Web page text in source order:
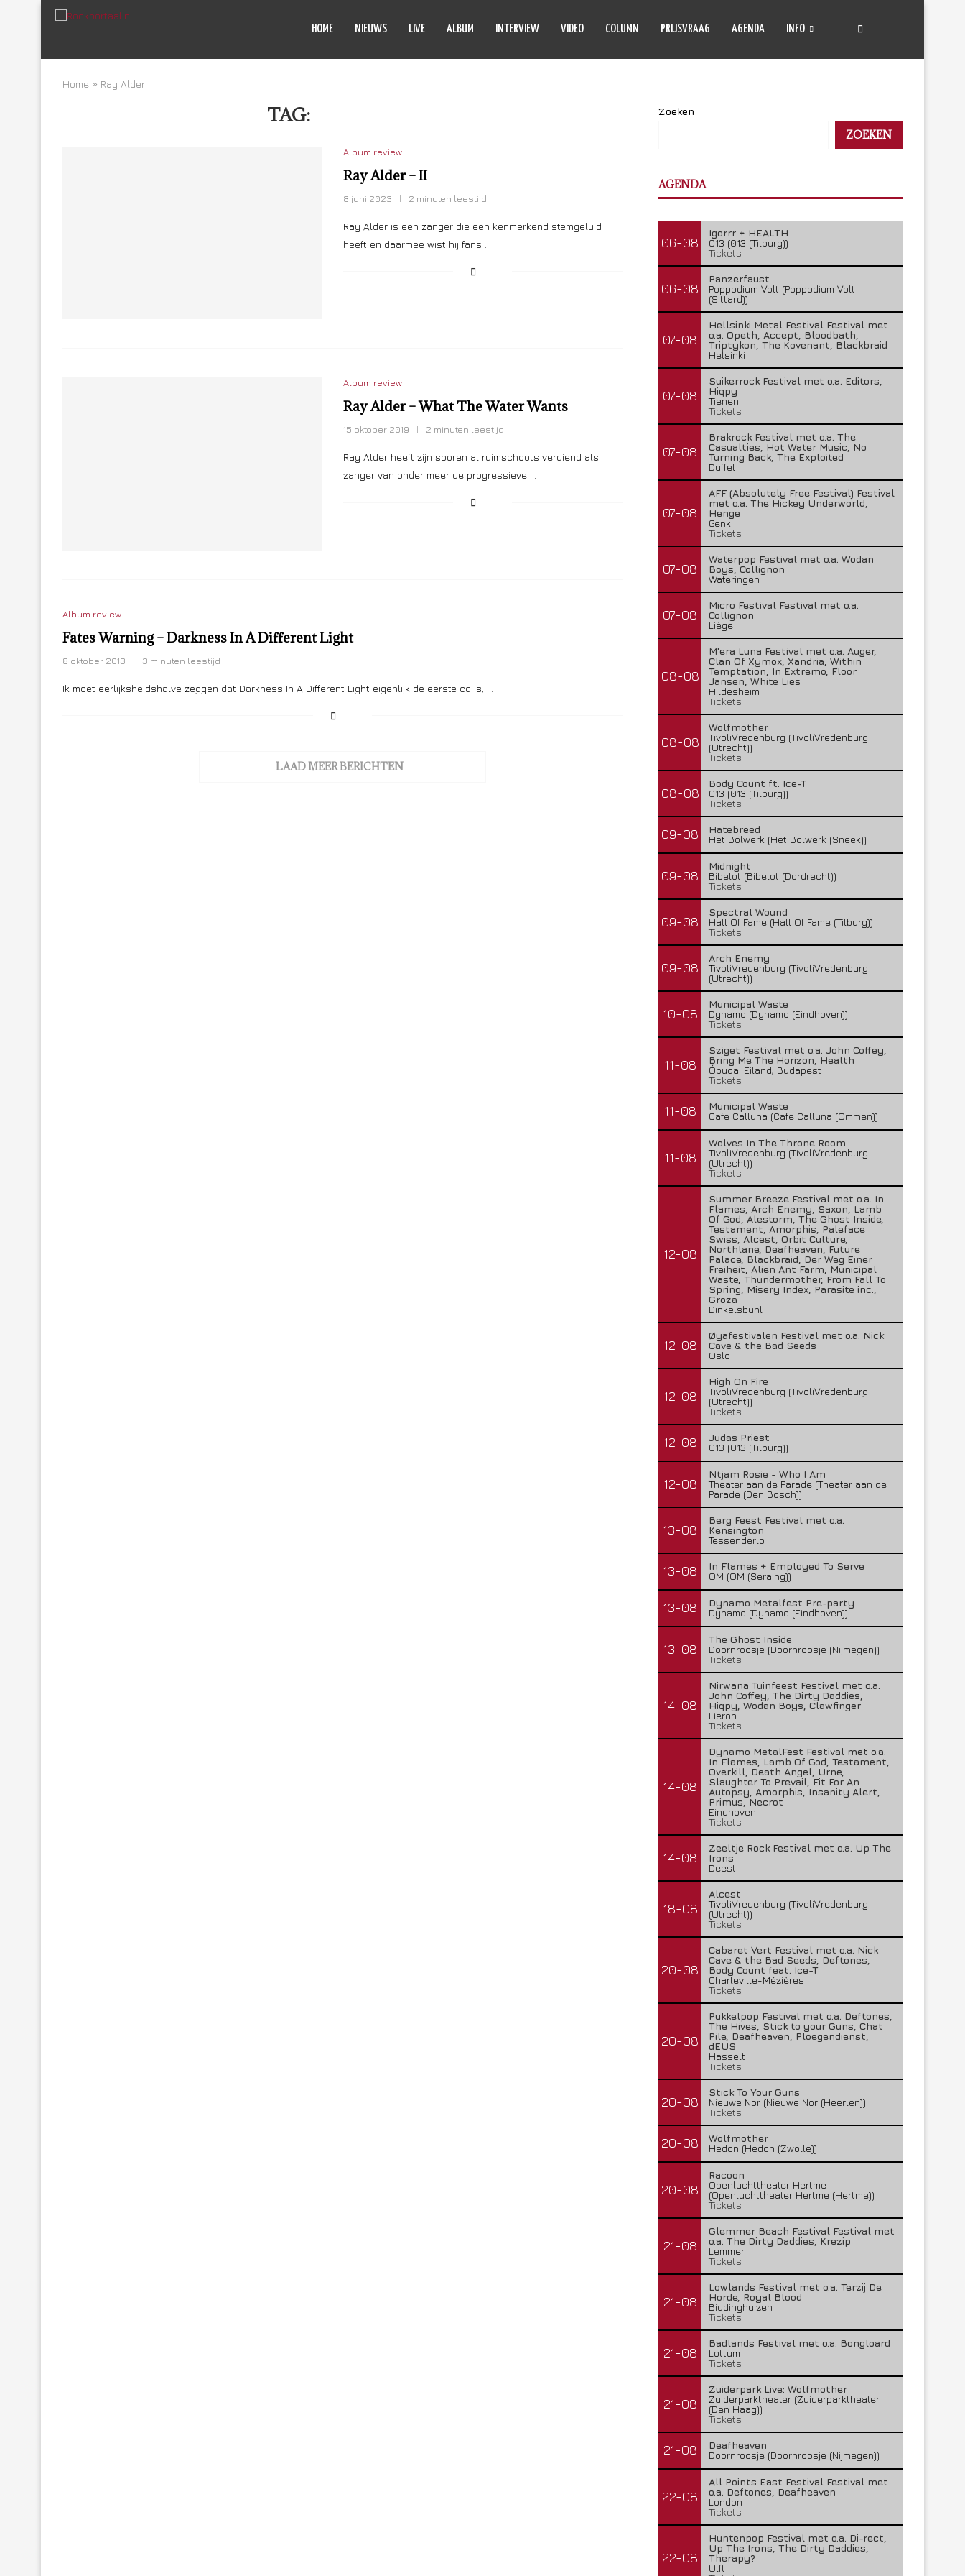
HOME NIEUWS LIVE ALBUM INTERVIEW VIDEO COLUMN PRIJSVRAAG AGENDA INFO
Home » Ray Alder
TAG:
Album review
Ray Alder – II
8 juni 2023 2 minuten leestijd
Ray Alder is een zanger die een kenmerkend stemgeluid
heeft en daarmee wist hij fans …
Album review
Ray Alder – What The Water Wants
15 oktober 2019 2 minuten leestijd
Ray Alder heeft zijn sporen al ruimschoots verdiend als
zanger van onder meer de progressieve …
Album review
Fates Warning – Darkness In A Different Light
8 oktober 2013 3 minuten leestijd
Ik moet eerlijksheidshalve zeggen dat Darkness In A Different Light eigenlijk de eerste cd is, …
LAAD MEER BERICHTEN
Zoeken
ZOEKEN
AGENDA
06-08
Igorrr + HEALTH
013 (013 (Tilburg))
Tickets
06-08
Panzerfaust
Poppodium Volt (Poppodium Volt
(Sittard))
07-08
Hellsinki Metal Festival Festival met
o.a. Opeth, Accept, Bloodbath,
Triptykon, The Kovenant, Blackbraid
Helsinki
07-08
Suikerrock Festival met o.a. Editors,
Hiqpy
Tienen
Tickets
07-08
Brakrock Festival met o.a. The
Casualties, Hot Water Music, No
Turning Back, The Exploited
Duffel
07-08
AFF (Absolutely Free Festival) Festival
met o.a. The Hickey Underworld,
Henge
Genk
Tickets
07-08
Waterpop Festival met o.a. Wodan
Boys, Collignon
Wateringen
07-08
Micro Festival Festival met o.a.
Collignon
Liège
08-08
M'era Luna Festival met o.a. Auger,
Clan Of Xymox, Xandria, Within
Temptation, In Extremo, Floor
Jansen, White Lies
Hildesheim
Tickets
08-08
Wolfmother
TivoliVredenburg (TivoliVredenburg
(Utrecht))
Tickets
08-08
Body Count ft. Ice-T
013 (013 (Tilburg))
Tickets
09-08
Hatebreed
Het Bolwerk (Het Bolwerk (Sneek))
09-08
Midnight
Bibelot (Bibelot (Dordrecht))
Tickets
09-08
Spectral Wound
Hall Of Fame (Hall Of Fame (Tilburg))
Tickets
09-08
Arch Enemy
TivoliVredenburg (TivoliVredenburg
(Utrecht))
10-08
Municipal Waste
Dynamo (Dynamo (Eindhoven))
Tickets
11-08
Sziget Festival met o.a. John Coffey,
Bring Me The Horizon, Health
Óbudai Eiland, Budapest
Tickets
11-08
Municipal Waste
Cafe Calluna (Cafe Calluna (Ommen))
11-08
Wolves In The Throne Room
TivoliVredenburg (TivoliVredenburg
(Utrecht))
Tickets
12-08
Summer Breeze Festival met o.a. In
Flames, Arch Enemy, Saxon, Lamb
Of God, Alestorm, The Ghost Inside,
Testament, Amorphis, Paleface
Swiss, Alcest, Orbit Culture,
Northlane, Deafheaven, Future
Palace, Blackbraid, Der Weg Einer
Freiheit, Alien Ant Farm, Municipal
Waste, Thundermother, From Fall To
Spring, Misery Index, Parasite inc.,
Groza
Dinkelsbühl
12-08
Øyafestivalen Festival met o.a. Nick
Cave & the Bad Seeds
Oslo
12-08
High On Fire
TivoliVredenburg (TivoliVredenburg
(Utrecht))
Tickets
12-08
Judas Priest
013 (013 (Tilburg))
12-08
Ntjam Rosie - Who I Am
Theater aan de Parade (Theater aan de
Parade (Den Bosch))
13-08
Berg Feest Festival met o.a.
Kensington
Tessenderlo
13-08
In Flames + Employed To Serve
OM (OM (Seraing))
13-08
Dynamo Metalfest Pre-party
Dynamo (Dynamo (Eindhoven))
13-08
The Ghost Inside
Doornroosje (Doornroosje (Nijmegen))
Tickets
14-08
Nirwana Tuinfeest Festival met o.a.
John Coffey, The Dirty Daddies,
Hiqpy, Wodan Boys, Clawfinger
Lierop
Tickets
14-08
Dynamo MetalFest Festival met o.a.
In Flames, Lamb Of God, Testament,
Overkill, Death Angel, Urne,
Slaughter To Prevail, Fit For An
Autopsy, Amorphis, Insanity Alert,
Primus, Necrot
Eindhoven
Tickets
14-08
Zeeltje Rock Festival met o.a. Up The
Irons
Deest
18-08
Alcest
TivoliVredenburg (TivoliVredenburg
(Utrecht))
Tickets
20-08
Cabaret Vert Festival met o.a. Nick
Cave & the Bad Seeds, Deftones,
Body Count feat. Ice-T
Charleville-Mézières
Tickets
20-08
Pukkelpop Festival met o.a. Deftones,
The Hives, Stick to your Guns, Chat
Pile, Deafheaven, Ploegendienst,
dEUS
Hasselt
Tickets
20-08
Stick To Your Guns
Nieuwe Nor (Nieuwe Nor (Heerlen))
Tickets
20-08
Wolfmother
Hedon (Hedon (Zwolle))
20-08
Racoon
Openluchttheater Hertme
(Openluchttheater Hertme (Hertme))
Tickets
21-08
Glemmer Beach Festival Festival met
o.a. The Dirty Daddies, Krezip
Lemmer
Tickets
21-08
Lowlands Festival met o.a. Terzij De
Horde, Royal Blood
Biddinghuizen
Tickets
21-08
Badlands Festival met o.a. Bongloard
Lottum
Tickets
21-08
Zuiderpark Live: Wolfmother
Zuiderparktheater (Zuiderparktheater
(Den Haag))
Tickets
21-08
Deafheaven
Doornroosje (Doornroosje (Nijmegen))
22-08
All Points East Festival Festival met
o.a. Deftones, Deafheaven
London
Tickets
22-08
Huntenpop Festival met o.a. Di-rect,
Up The Irons, The Dirty Daddies,
Therapy?
Ulft